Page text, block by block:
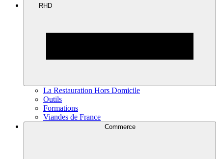
RHD
La Restauration Hors Domicile
Outils
Formations
Viandes de France
Commerce